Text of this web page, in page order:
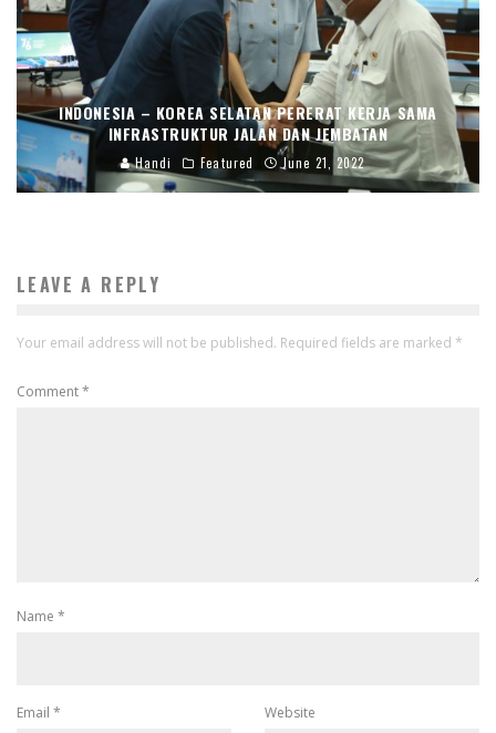
INDONESIA – KOREA SELATAN PERERAT KERJA SAMA
INFRASTRUKTUR JALAN DAN JEMBATAN
Handi Featured June 21, 2022
LEAVE A REPLY
Your email address will not be published. Required fields are marked *
Comment*
Name *
Email * Website